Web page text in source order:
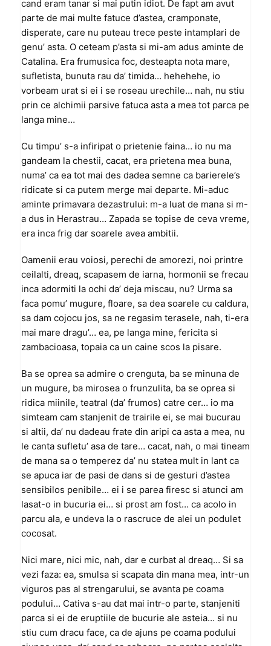
cand eram tanar si mai putin idiot. De fapt am avut
parte de mai multe fatuce d’astea, cramponate,
disperate, care nu puteau trece peste intamplari de
genu’ asta. O ceteam p’asta si mi-am adus aminte de
Catalina. Era frumusica foc, desteapta nota mare,
sufletista, bunuta rau da’ timida… hehehehe, io
vorbeam urat si ei i se roseau urechile… nah, nu stiu
prin ce alchimii parsive fatuca asta a mea tot parca pe
langa mine…
Cu timpu’ s-a infiripat o prietenie faina… io nu ma
gandeam la chestii, cacat, era prietena mea buna,
numa’ ca ea tot mai des dadea semne ca barierele’s
ridicate si ca putem merge mai departe. Mi-aduc
aminte primavara dezastrului: m-a luat de mana si m-
a dus in Herastrau… Zapada se topise de ceva vreme,
era inca frig dar soarele avea ambitii.
Oamenii erau voiosi, perechi de amorezi, noi printre
ceilalti, dreaq, scapasem de iarna, hormonii se frecau
inca adormiti la ochi da’ deja miscau, nu? Urma sa
faca pomu’ mugure, floare, sa dea soarele cu caldura,
sa dam cojocu jos, sa ne regasim terasele, nah, ti-era
mai mare dragu’… ea, pe langa mine, fericita si
zambacioasa, topaia ca un caine scos la pisare.
Ba se oprea sa admire o crenguta, ba se minuna de
un mugure, ba mirosea o frunzulita, ba se oprea si
ridica miinile, teatral (da’ frumos) catre cer… io ma
simteam cam stanjenit de trairile ei, se mai bucurau
si altii, da’ nu dadeau frate din aripi ca asta a mea, nu
le canta sufletu’ asa de tare… cacat, nah, o mai tineam
de mana sa o temperez da’ nu statea mult in lant ca
se apuca iar de pasi de dans si de gesturi d’astea
sensibilos penibile… ei i se parea firesc si atunci am
lasat-o in bucuria ei… si prost am fost… ca acolo in
parcu ala, e undeva la o rascruce de alei un podulet
cocosat.
Nici mare, nici mic, nah, dar e curbat al dreaq… Si sa
vezi faza: ea, smulsa si scapata din mana mea, intr-un
viguros pas al strengarului, se avanta pe coama
podului… Cativa s-au dat mai intr-o parte, stanjeniti
parca si ei de eruptiile de bucurie ale asteia… si nu
stiu cum dracu face, ca de ajuns pe coama podului